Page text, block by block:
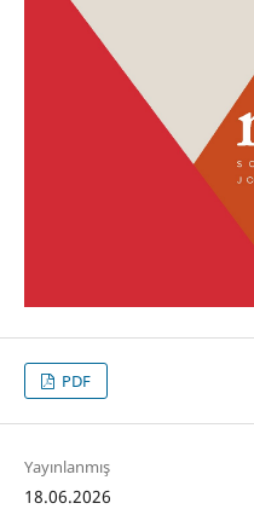
PDF
Yayınlanmış
18.06.2026